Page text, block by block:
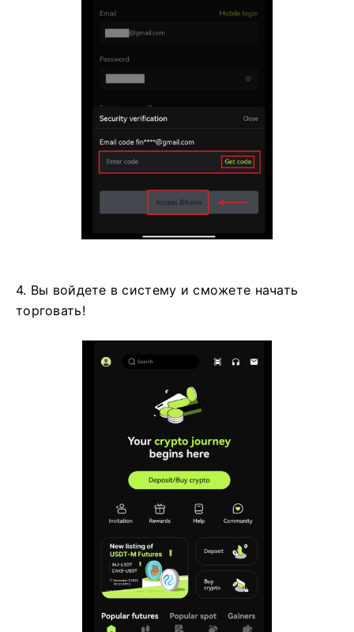
4. Вы войдете в систему и сможете начать
торговать!